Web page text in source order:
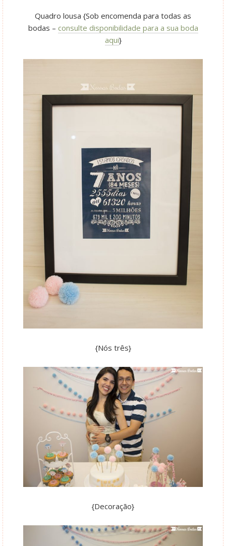
Quadro lousa {Sob encomenda para todas as
bodas – consulte disponibilidade para a sua boda
aqui}
{Nós três}
{Decoração}